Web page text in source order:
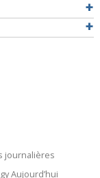
journalières
Aujourd’hui